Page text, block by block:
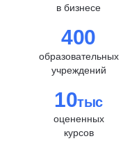
в бизнесе
400
образовательных
учреждений
10тыс
оцененных
курсов